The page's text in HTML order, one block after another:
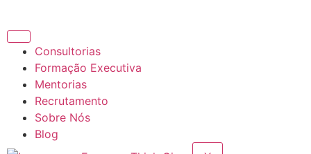
Consultorias
Formação Executiva
Mentorias
Recrutamento
Sobre Nós
Blog